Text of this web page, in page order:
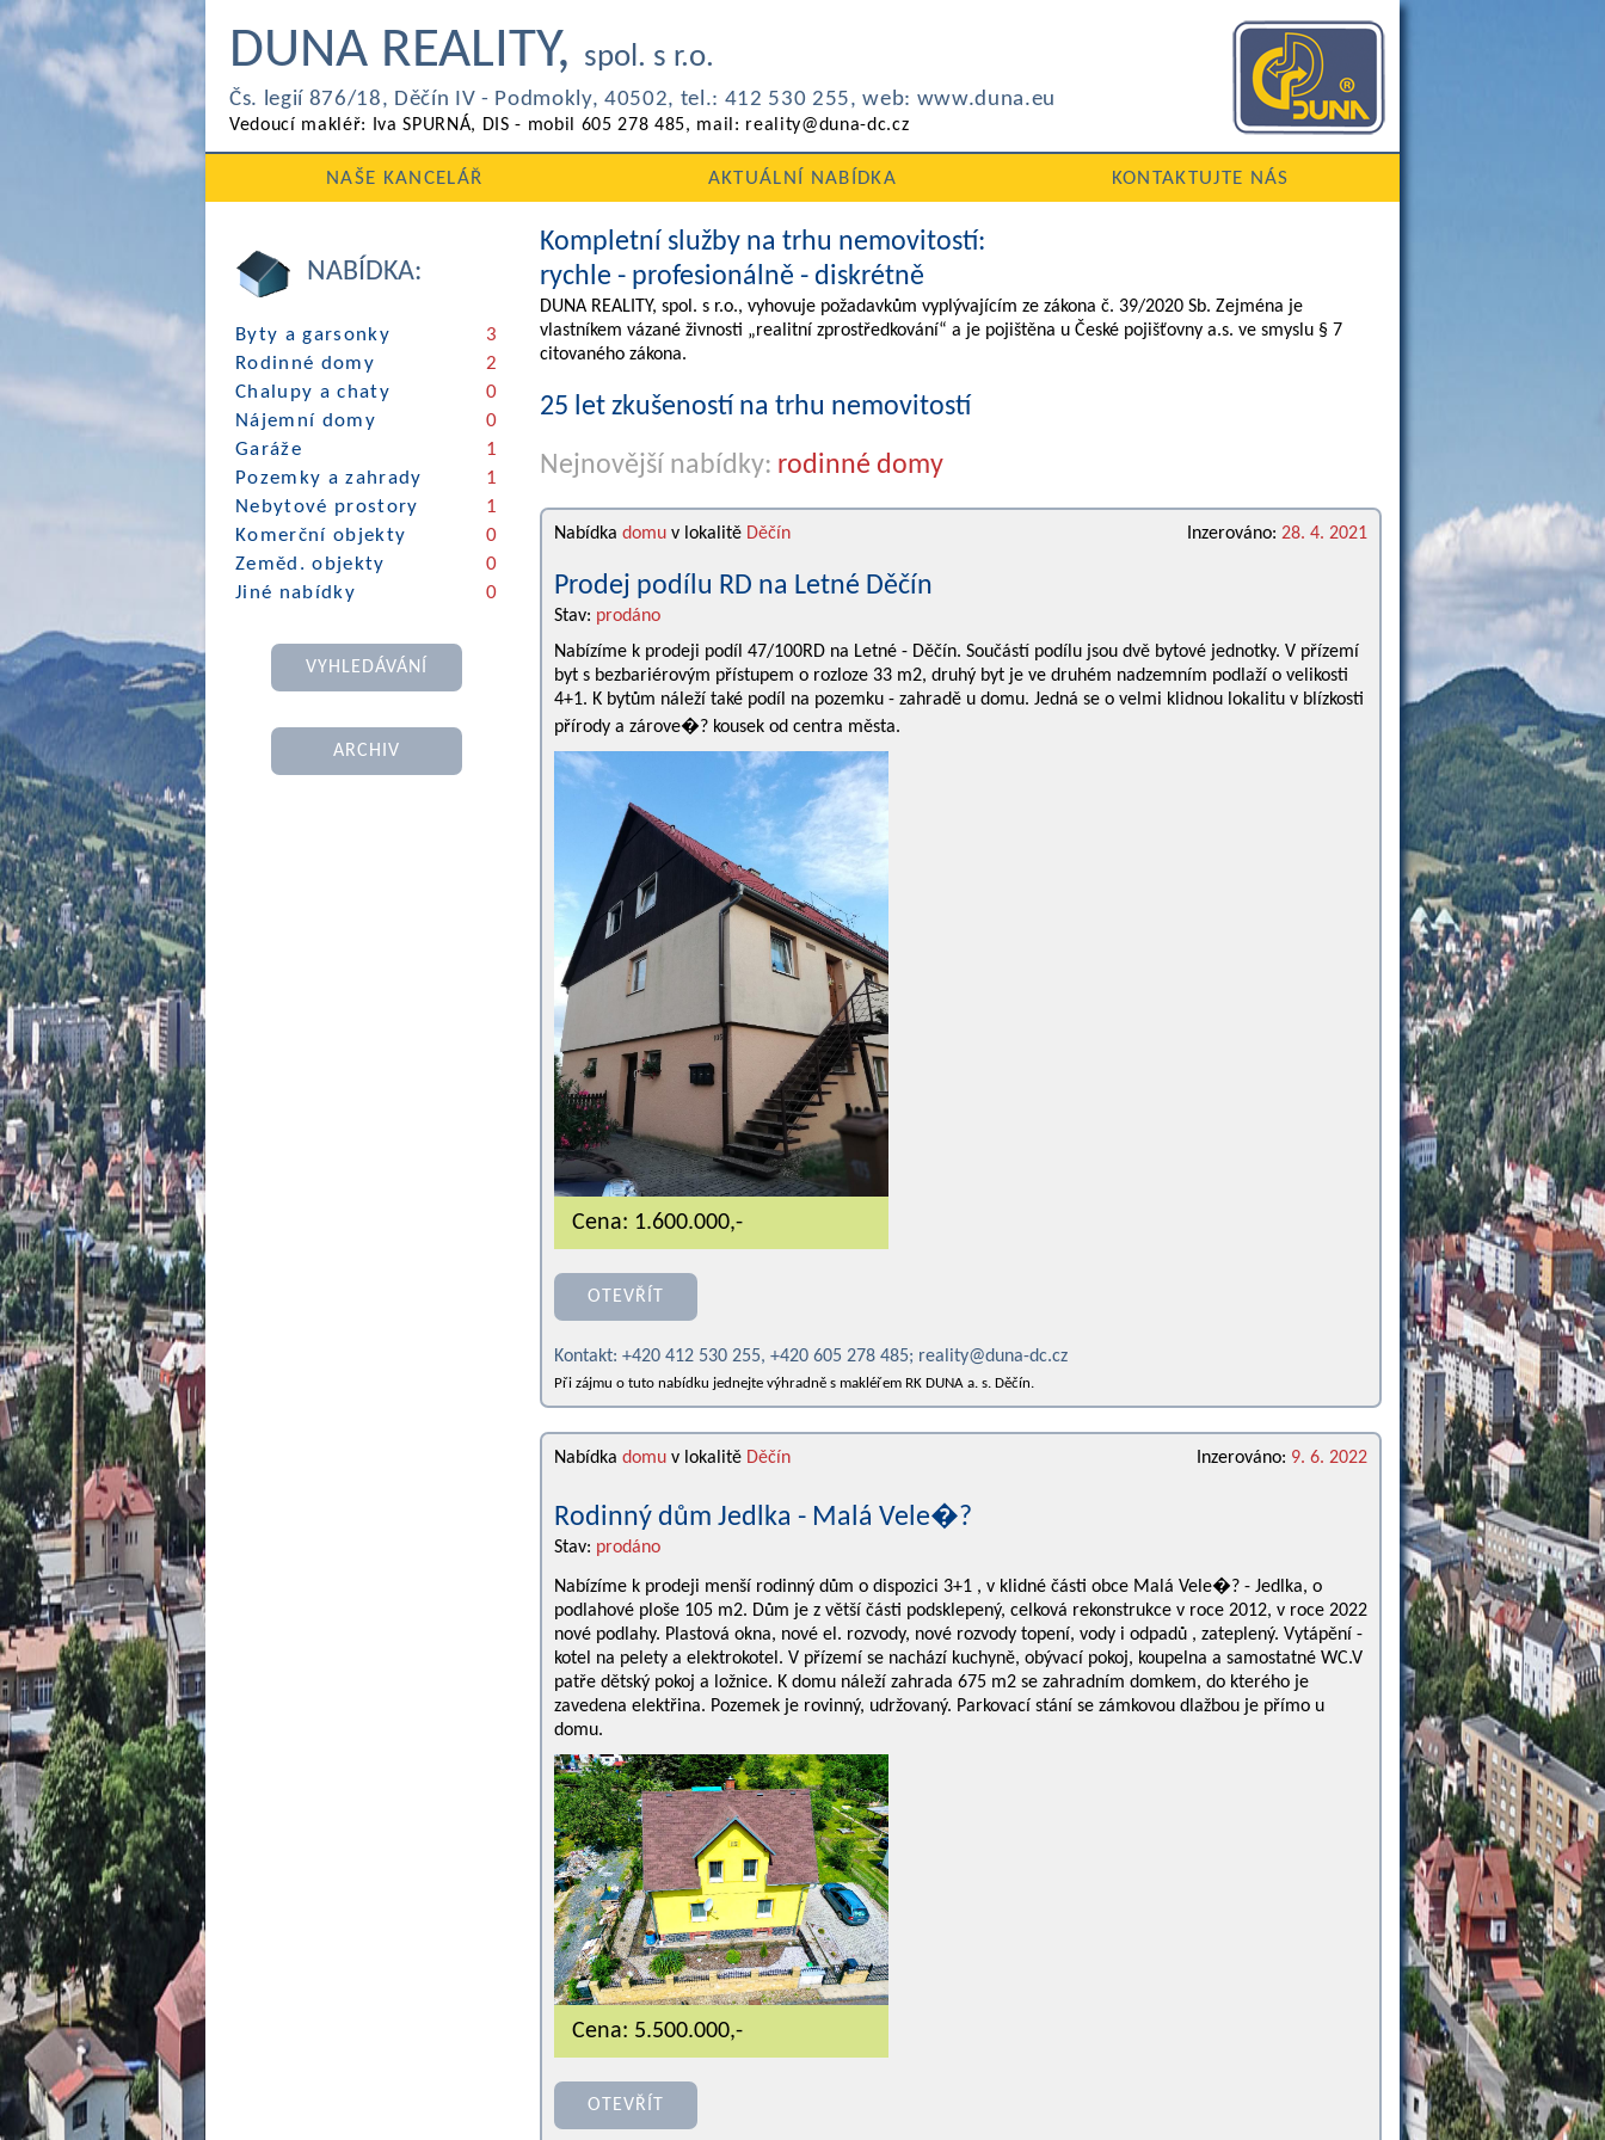
DUNA REALITY, spol. s r.o.
Čs. legií 876/18, Děčín IV - Podmokly, 40502, tel.: 412 530 255, web: www.duna.eu
Vedoucí makléř: Iva SPURNÁ, DIS - mobil 605 278 485, mail: reality@duna-dc.cz
NAŠE KANCELÁŘ AKTUÁLNÍ NABÍDKA KONTAKTUJTE NÁS
NABÍDKA:
Byty a garsonky
3
Rodinné domy
2
Chalupy a chaty
0
Nájemní domy
0
Garáže
1
Pozemky a zahrady
1
Nebytové prostory
1
Komerční objekty
0
Zeměd. objekty
0
Jiné nabídky
0
VYHLEDÁVÁNÍ
ARCHIV
Kompletní služby na trhu nemovitostí:
rychle - profesionálně - diskrétně
DUNA REALITY, spol. s r.o., vyhovuje požadavkům vyplývajícím ze zákona č. 39/2020 Sb. Zejména je
vlastníkem vázané živnosti „realitní zprostředkování“ a je pojištěna u České pojišťovny a.s. ve smyslu § 7
citovaného zákona.
25 let zkušeností na trhu nemovitostí
Nejnovější nabídky: rodinné domy
Inzerováno: 28. 4. 2021
Nabídka domu v lokalitě Děčín
Prodej podílu RD na Letné Děčín
Stav: prodáno
Nabízíme k prodeji podíl 47/100RD na Letné - Děčín. Součástí podílu jsou dvě bytové jednotky. V přízemí
byt s bezbariérovým přístupem o rozloze 33 m2, druhý byt je ve druhém nadzemním podlaží o velikosti
4+1. K bytům náleží také podíl na pozemku - zahradě u domu. Jedná se o velmi klidnou lokalitu v blízkosti
přírody a zárove�? kousek od centra města.
Cena: 1.600.000,-
OTEVŘÍT
Kontakt: +420 412 530 255, +420 605 278 485; reality@duna-dc.cz
Při zájmu o tuto nabídku jednejte výhradně s makléřem RK DUNA a. s. Děčín.
Inzerováno: 9. 6. 2022
Nabídka domu v lokalitě Děčín
Rodinný dům Jedlka - Malá Vele�?
Stav: prodáno
Nabízíme k prodeji menší rodinný dům o dispozici 3+1 , v klidné části obce Malá Vele�? - Jedlka, o
podlahové ploše 105 m2. Dům je z větší části podsklepený, celková rekonstrukce v roce 2012, v roce 2022
nové podlahy. Plastová okna, nové el. rozvody, nové rozvody topení, vody i odpadů , zateplený. Vytápění -
kotel na pelety a elektrokotel. V přízemí se nachází kuchyně, obývací pokoj, koupelna a samostatné WC.V
patře dětský pokoj a ložnice. K domu náleží zahrada 675 m2 se zahradním domkem, do kterého je
zavedena elektřina. Pozemek je rovinný, udržovaný. Parkovací stání se zámkovou dlažbou je přímo u
domu.
Cena: 5.500.000,-
OTEVŘÍT